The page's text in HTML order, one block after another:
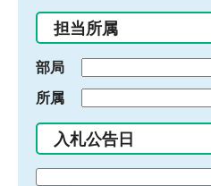
入
力
担当所属
部局
所属
入札公告日